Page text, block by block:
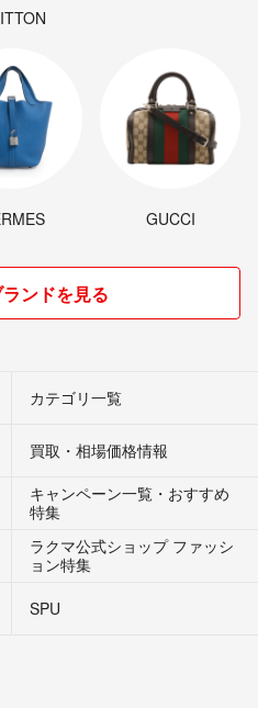
GUCCI
ンドを見る
カテゴリ一覧
買取・相場価格情報
キャンペーン一覧・おすすめ
特集
ラクマ公式ショップ ファッシ
ョン特集
SPU